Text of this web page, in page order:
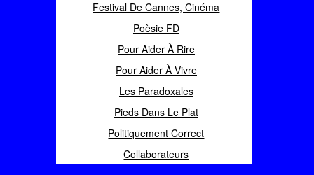
Festival De Cannes, Cinéma
Poèsie FD
Pour Aider À Rire
Pour Aider À Vivre
Les Paradoxales
Pieds Dans Le Plat
Politiquement Correct
Collaborateurs